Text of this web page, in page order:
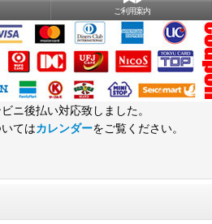
ご利用案内
ニ後払い対応致しました。
てはカレンダーをご覧ください。